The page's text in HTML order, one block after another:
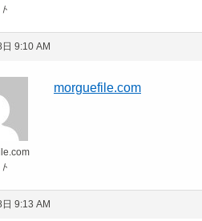
9:10 AM
morguefile.com
9:13 AM